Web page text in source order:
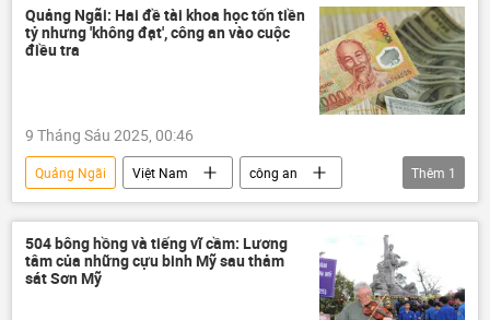
Quảng Bình
Quảng Nam Nghệ An
Quảng Ngãi: Hai đề tài khoa học tốn tiền
tỷ nhưng 'không đạt', công an vào cuộc
điều tra
9 Tháng Sáu 2025, 00:46
Quảng Ngãi Việt Nam
công an
điều tra
Thêm 1
504 bông hồng và tiếng vĩ cầm: Lương
tâm của những cựu binh Mỹ sau thảm
sát Sơn Mỹ